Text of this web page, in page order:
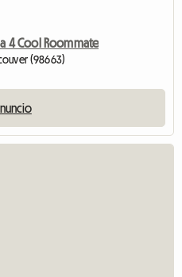
4 Cool Roommate
(98663)